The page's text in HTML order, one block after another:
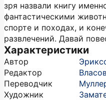
зря назвали книгу
фантастическими
спорте и походах, и
развлечений. Давай
Характеристики
Автор
Редактор
Переводчик
Художник